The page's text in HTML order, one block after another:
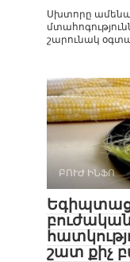
Սխտորը
շարունակ
ԲՈՒԺ ԻՆՖՈ
շատ քիչ